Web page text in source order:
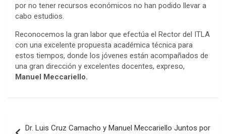
por no tener recursos económicos no han podido llevar a
cabo estudios.
Reconocemos la gran labor que efectúa el Rector del ITLA
con una excelente propuesta académica técnica para
estos tiempos, donde los jóvenes están acompañados de
una gran dirección y excelentes docentes, expreso,
Manuel Meccariello.
Dr. Luis Cruz Camacho y Manuel Meccariello Juntos por